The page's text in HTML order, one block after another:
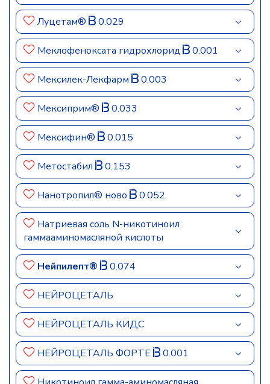
Луцетам® 0.029
Меклофеноксата гидрохлорид 0.001
Мексилек-Лекфарм 0.003
Мексиприм® 0.033
Мексифин® 0.015
Метостабил 0.153
Нанотропил® ново 0.052
Натриевая соль N-никотиноил
гаммааминомасляной кислоты
Нейпилепт® 0.074
НЕЙРОЦЕТАЛЬ
НЕЙРОЦЕТАЛЬ КИДС
НЕЙРОЦЕТАЛЬ ФОРТЕ 0.001